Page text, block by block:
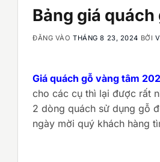
Bảng giá
ĐĂNG VÀOTHÁNG 8 23, 2024 BỞI
Giá quách gỗ vàng tâm
cho các cụ thì lại được rất
2 dòng quách sử dụng gỗ
ngày mời quý khách hàng